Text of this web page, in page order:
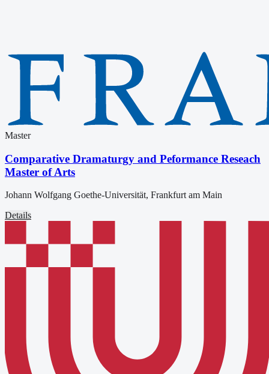
Master
Comparative Dramaturgy and Peformance Reseach
Master of Arts
Johann Wolfgang Goethe-Universität, Frankfurt am Main
Details